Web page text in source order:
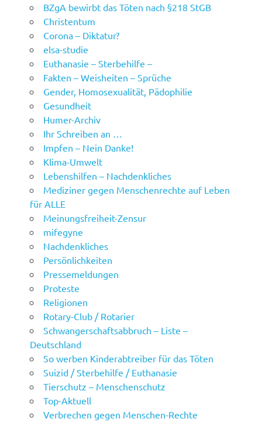
BZgA bewirbt das Töten nach §218 StGB
Christentum
Corona – Diktatur?
elsa-studie
Euthanasie – Sterbehilfe –
Fakten – Weisheiten – Sprüche
Gender, Homosexualität, Pädophilie
Gesundheit
Humer-Archiv
Ihr Schreiben an …
Impfen – Nein Danke!
Klima-Umwelt
Lebenshilfen – Nachdenkliches
Mediziner gegen Menschenrechte auf Leben
für ALLE
Meinungsfreiheit-Zensur
mifegyne
Nachdenkliches
Persönlichkeiten
Pressemeldungen
Proteste
Religionen
Rotary-Club / Rotarier
Schwangerschaftsabbruch – Liste –
Deutschland
So werben Kinderabtreiber für das Töten
Suizid / Sterbehilfe / Euthanasie
Tierschutz – Menschenschutz
Top-Aktuell
Verbrechen gegen Menschen-Rechte